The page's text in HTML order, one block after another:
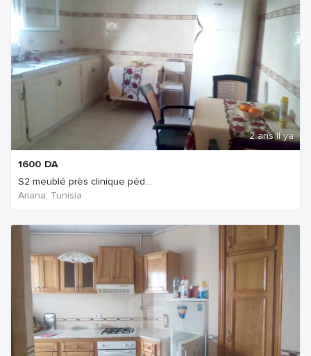
2 ans Il ya
1600 DA
S2 meublé près clinique péd...
Ariana, Tunisia